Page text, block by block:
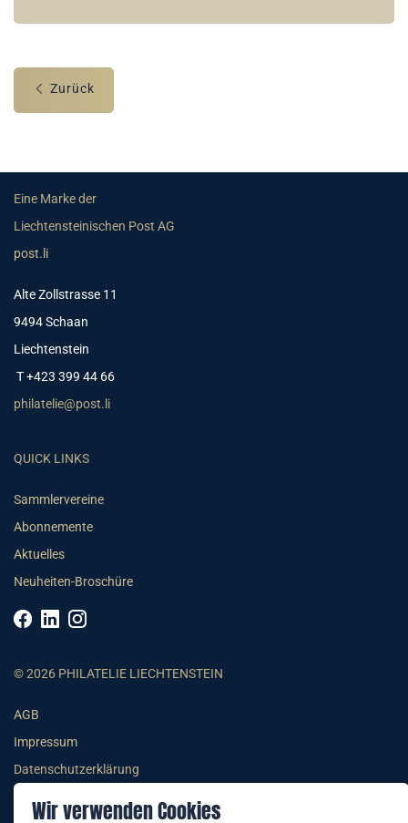
Wir verwenden Cookies
Zurück
Eine Marke der
Liechtensteinischen Post AG
post.li
Alte Zollstrasse 11
9494 Schaan
Liechtenstein
T +423 399 44 66
philatelie@post.li
QUICK LINKS
Sammlervereine
Abonnemente
Aktuelles
Neuheiten-Broschüre
© 2026 PHILATELIE LIECHTENSTEIN
AGB
Impressum
Datenschutzerklärung